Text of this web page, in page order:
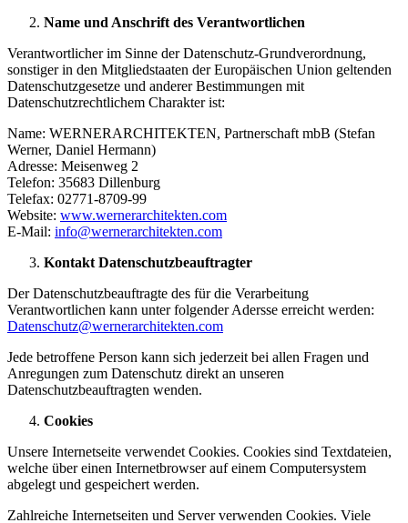
Name und Anschrift des Verantwortlichen
Verantwortlicher im Sinne der Datenschutz-Grundverordnung,
sonstiger in den Mitgliedstaaten der Europäischen Union geltenden
Datenschutzgesetze und anderer Bestimmungen mit
Datenschutzrechtlichem Charakter ist:
Name: WERNERARCHITEKTEN, Partnerschaft mbB (Stefan
Werner, Daniel Hermann)
Adresse: Meisenweg 2
Telefon: 35683 Dillenburg
Telefax: 02771-8709-99
Website: www.wernerarchitekten.com
E-Mail: info@wernerarchitekten.com
Kontakt Datenschutzbeauftragter
Der Datenschutzbeauftragte des für die Verarbeitung
Verantwortlichen kann unter folgender Adersse erreicht werden:
Datenschutz@wernerarchitekten.com
Jede betroffene Person kann sich jederzeit bei allen Fragen und
Anregungen zum Datenschutz direkt an unseren
Datenschutzbeauftragten wenden.
Cookies
Unsere Internetseite verwendet Cookies. Cookies sind Textdateien,
welche über einen Internetbrowser auf einem Computersystem
abgelegt und gespeichert werden.
Zahlreiche Internetseiten und Server verwenden Cookies. Viele